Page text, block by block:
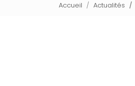
Accueil Actualités